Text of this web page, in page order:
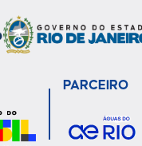
PARCEIRO